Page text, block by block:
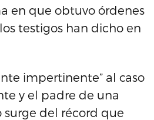
en que obtuvo órdenes
testigos han dicho en
impertinente” al caso
y el padre de una
surge del récord que